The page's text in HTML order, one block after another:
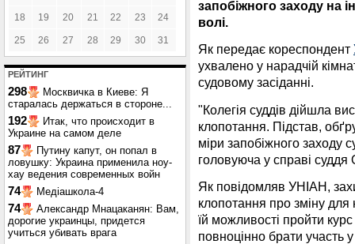
18 19 20 21 22 23 24
25 26 27 28 29 30 31
РЕЙТИНГ
298
Москвичка в Киеве: Я
старалась держаться в стороне...
192
Итак, что происходит в
Украине на самом деле
87
Путину капут, он попал в
ловушку: Украина применила ноу-
хау ведения современных войн
74 Медіашкола-4
74
Александр Мнацаканян: Вам,
дорогие украинцы, придется
учиться убивать врага
запобіжного заходу на
волі.
Як передає кореспондент
ухвалено у нарадчій
судовому засіданні.
"Колегія суддів дійшла
клопотання. Підстав,
міри запобіжного заходу
головуюча у справі
Як повідомляв УНІАН,
клопотання про зміну для
їй можливості пройти
повноцінно брати участь